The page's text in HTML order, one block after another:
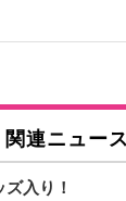
関連ニュース
入り！